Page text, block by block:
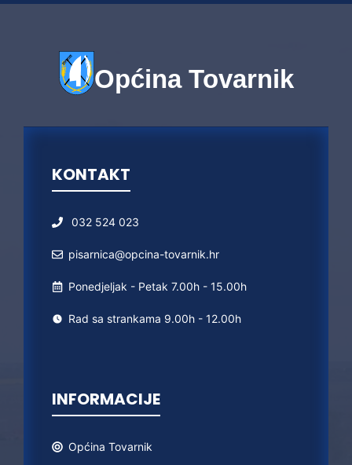
Općina Tovarnik
KONTAKT
032 524 023
pisarnica@opcina-tovarnik.hr
Ponedjeljak - Petak 7.00h - 15.00h
Rad sa strankama 9.00h - 12.00h
INFORMACIJE
Općina Tovarnik